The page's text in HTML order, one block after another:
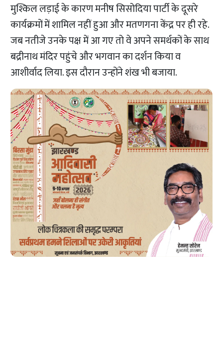
मुश्किल लड़ाई के कारण मनीष सिसोदिया पार्टी के दूसरे
कार्यक्रमों में शामिल नहीं हुआ और मतणगना केंद्र पर ही रहे.
जब नतीजे उनके पक्ष में आ गए तो वे अपने समर्थकों के साथ
बद्रीनाथ मंदिर पहुंचे और भगवान का दर्शन किया व
आशीर्वाद लिया. इस दौरान उन्होंने शंख भी बजाया.